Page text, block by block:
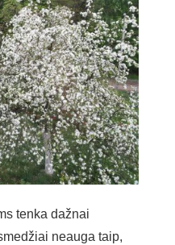
tenka dažnai
neauga taip,